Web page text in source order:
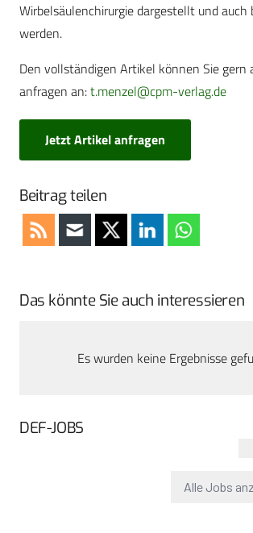
Wirbelsäulenchirurgie dargestellt und
werden.
Den vollständigen Artikel können Sie gern
anfragen an:t.menzel@cpm-verlag.de
Jetzt Artikel anfragen
Beitrag teilen
Das könnte Sie auch interessieren
Es wurden keine Ergebnisse
DEF-JOBS